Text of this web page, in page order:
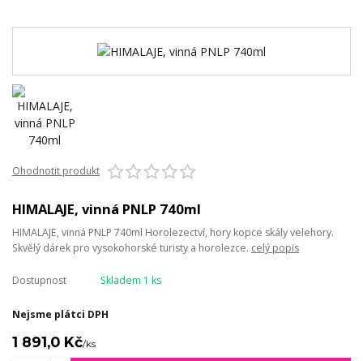
Ohodnotit produkt
HIMALAJE, vinná PNLP 740ml
HIMALAJE, vinná PNLP 740ml Horolezectví, hory kopce skály velehory.
Skvělý dárek pro vysokohorské turisty a horolezce. celý popis
Dostupnost Skladem 1 ks
Nejsme plátci DPH
1 891,0 Kč/ks